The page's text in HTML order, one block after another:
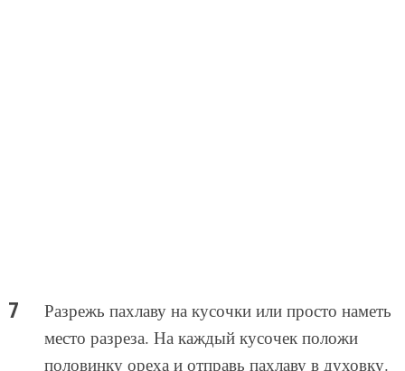
Разрежь пахлаву на кусочки или просто наметь
место разреза. На каждый кусочек положи
половинку ореха и отправь пахлаву в духовку.